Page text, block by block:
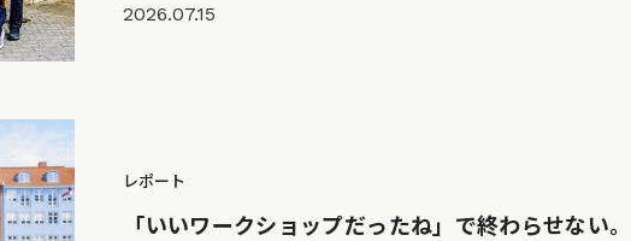
2026.07.15
レポート
「いいワークショップだったね」で終わらせない。